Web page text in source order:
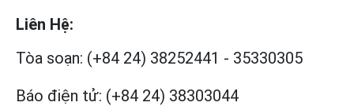
Liên Hệ:
Tòa soạn: (+84 24) 38252441 - 35330305
Báo điện tử: (+84 24) 38303044